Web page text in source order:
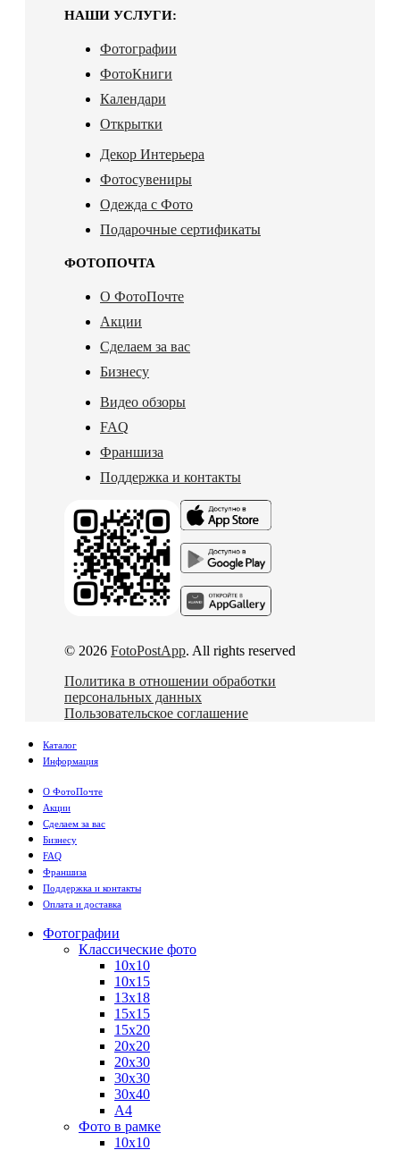
НАШИ УСЛУГИ:
Фотографии
ФотоКниги
Календари
Открытки
Декор Интерьера
Фотосувениры
Одежда с Фото
Подарочные сертификаты
ФОТОПОЧТА
О ФотоПочте
Акции
Сделаем за вас
Бизнесу
Видео обзоры
FAQ
Франшиза
Поддержка и контакты
© 2026 FotoPostApp. All rights reserved
Политика в отношении обработки
персональных данных
Пользовательское соглашение
Каталог
Информация
О ФотоПочте
Акции
Сделаем за вас
Бизнесу
FAQ
Франшиза
Поддержка и контакты
Оплата и доставка
Фотографии
Классические фото
10х10
10х15
13х18
15х15
15х20
20х20
20х30
30х30
30х40
А4
Фото в рамке
10х10